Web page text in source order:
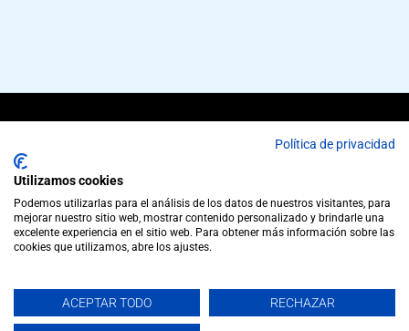
Los nombres, marcas comerciales, logotipos y
símbolos son marcas comerciales propiedad de
Aviso legal. El uso de este sitio web constituye la
aceptación de laPolítica de Privacidad.
Política de privacidad
Utilizamos cookies
Podemos utilizarlas para el análisis de los datos de nuestros visitantes, para
mejorar nuestro sitio web, mostrar contenido personalizado y brindarle una
excelente experiencia en el sitio web. Para obtener más información sobre las
cookies que utilizamos, abre los ajustes.
ACEPTAR TODO RECHAZAR